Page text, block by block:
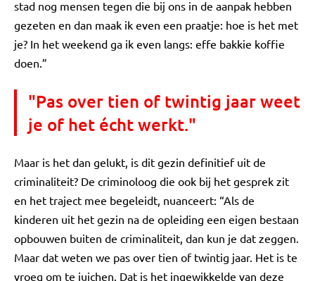
stad nog mensen tegen die bij ons in de aanpak hebben
gezeten en dan maak ik even een praatje: hoe is het met
je? In het weekend ga ik even langs: effe bakkie koffie
doen.”
"Pas over tien of twintig jaar weet
je of het écht werkt."
Maar is het dan gelukt, is dit gezin definitief uit de
criminaliteit? De criminoloog die ook bij het gesprek zit
en het traject mee begeleidt, nuanceert: “Als de
kinderen uit het gezin na de opleiding een eigen bestaan
opbouwen buiten de criminaliteit, dan kun je dat zeggen.
Maar dat weten we pas over tien of twintig jaar. Het is te
vroeg om te juichen. Dat is het ingewikkelde van deze